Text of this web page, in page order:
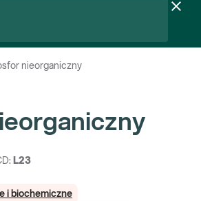
nieorganiczny
L23
i biochemiczne